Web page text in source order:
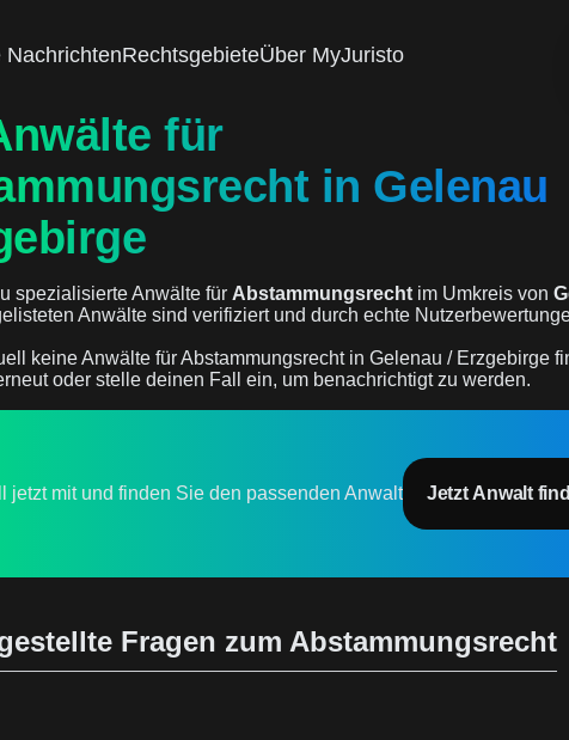
NachrichtenRechtsgebieteÜber MyJuristo
für
in Gelenau
spezialisierte Anwälte für Abstammungsrecht im Umkreis von
Anwälte sind verifiziert und durch echte
keine Anwälte für Abstammungsrecht in Gelenau / Erzgebirge
oder stelle deinen Fall ein, um benachrichtigt zu werden.
jetzt mit und finden Sie den passenden Anwalt Jetzt Anwalt
Fragen zum Abstammungsrecht